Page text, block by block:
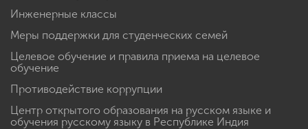
Инженерные классы
Меры поддержки для студенческих семей
Целевое обучение и правила приема на целевое
обучение
Противодействие коррупции
Центр открытого образования на русском языке и
обучения русскому языку в Республике Индия